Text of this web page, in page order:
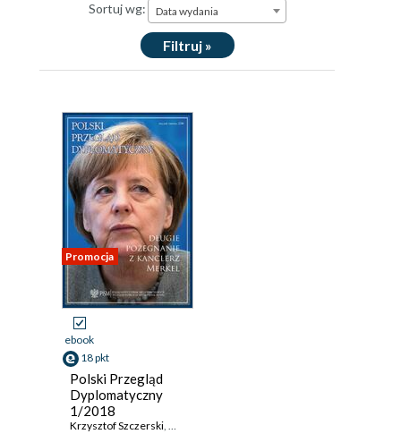
Sortuj wg: Data wydania
Filtruj »
Promocja
ebook
18 pkt
Polski Przegląd
Dyplomatyczny
1/2018
Krzysztof Szczerski, Marek Kornat